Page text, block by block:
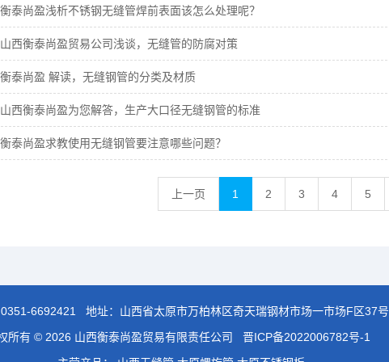
衡泰尚盈浅析不锈钢无缝管焊前表面该怎么处理呢？
山西衡泰尚盈贸易公司浅谈，无缝管的防腐对策
衡泰尚盈 解读，无缝钢管的分类及材质
山西衡泰尚盈为您解答，生产大口径无缝钢管的标准
衡泰尚盈求教使用无缝钢管要注意哪些问题？
上一页 1 2 3 4 5
0351-6692421
地址：山西省太原市万柏林区奇天瑞钢材市场一市场F区37号
所有 © 2026 山西衡泰尚盈贸易有限责任公司
晋ICP备2022006782号-1